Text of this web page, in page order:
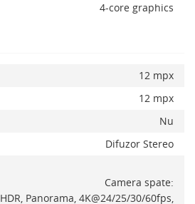
4-core graphics
12 mpx
12 mpx
Nu
Difuzor Stereo
Camera spate:
HDR, Panorama, 4K@24/25/30/60fps,
x